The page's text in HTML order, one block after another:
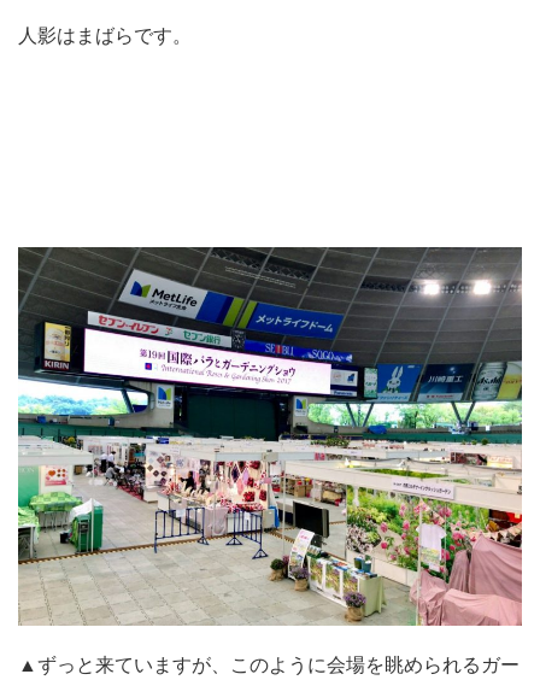
人影はまばらです。
▲ずっと来ていますが、このように会場を眺められるガー